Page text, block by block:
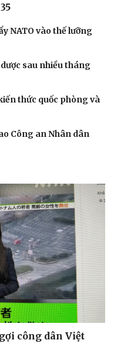
NATO vào thế lưỡng
sau nhiều tháng
thức quốc phòng và
Công an Nhân dân
công dân Việt